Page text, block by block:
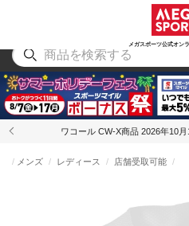
メガスポーツ公式オン
アウトドア
ワコール CW-X商品 2026年10
メンズ レディース 店舗受取可能